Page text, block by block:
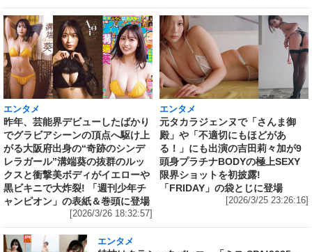
エンタメ
昨年、芸能界デビューしたばかり
でグラビアシーンの頂点へ駆け上
がる大阪府出身の“奇跡のシンデ
レラガール”溝端葵の抜群のルッ
クスと衝撃美ボディがイエローや
黒ビキニで大炸裂! 「週刊少年チ
ャンピオン」の表紙＆巻頭に登場
[2026/3/26 18:32:57]
エンタメ
元タカラジェンヌで「さんま御
殿」や「不適切にもほどがあ
る！」にも出演の吉田莉々加が9
頭身プラチナBODYの極上SEXY
限界ショットを初披露!
「FRIDAY」の袋とじに登場
[2026/3/25 23:26:16]
エンタメ